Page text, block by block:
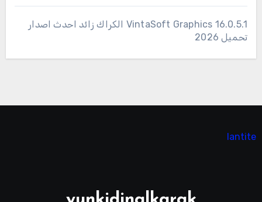
16.0.5.1 VintaSoft Graphics الكراك زائد احدث اصدار
تحميل 2026
lantite